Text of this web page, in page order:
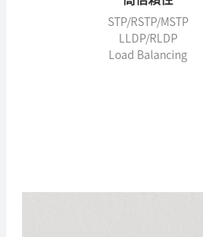
STP/RSTP/MSTP
LLDP/RLDP
Load Balancing